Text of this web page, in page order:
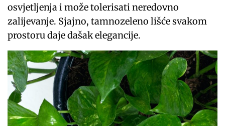
osvjetljenja i može tolerisati neredovno
zalijevanje. Sjajno, tamnozeleno lišće svakom
prostoru daje dašak elegancije.